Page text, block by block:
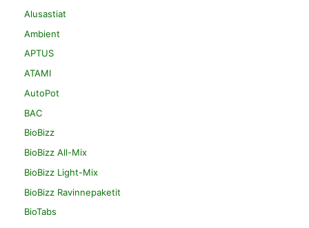
Alusastiat
Ambient
APTUS
ATAMI
AutoPot
BAC
BioBizz
BioBizz All-Mix
BioBizz Light-Mix
BioBizz Ravinnepaketit
BioTabs